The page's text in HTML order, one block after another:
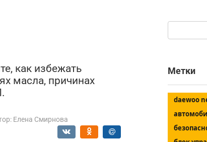
как избежать
масла, причинах
Елена Смирнова
Метки
daewoo